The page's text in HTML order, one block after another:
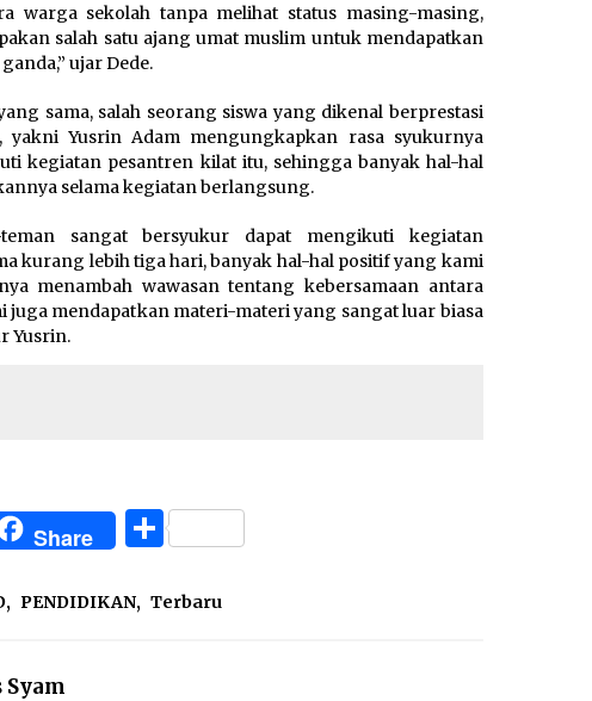
warga sekolah tanpa melihat status masing-masing,
salah satu ajang umat muslim untuk mendapatkan
ujar Dede.
sama, salah seorang siswa yang dikenal berprestasi
yakni Yusrin Adam mengungkapkan rasa syukurnya
kegiatan pesantren kilat itu, sehingga banyak hal-hal
selama kegiatan berlangsung.
sangat bersyukur dapat mengikuti kegiatan
kurang lebih tiga hari, banyak hal-hal positif yang kami
menambah wawasan tentang kebersamaan antara
juga mendapatkan materi-materi yang sangat luar biasa
Yusrin.
Share Share
, PENDIDIKAN, Terbaru